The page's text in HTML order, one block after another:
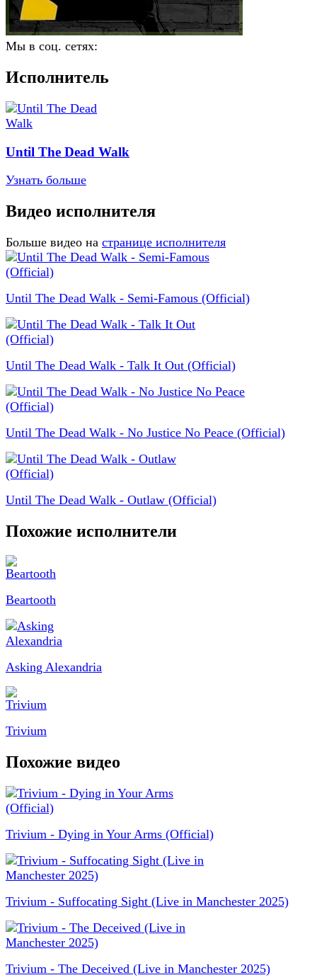
Мы в соц. сетях:
Исполнитель
Until The Dead Walk
Узнать больше
Видео исполнителя
Больше видео на странице исполнителя
Until The Dead Walk - Semi-Famous (Official)
Until The Dead Walk - Talk It Out (Official)
Until The Dead Walk - No Justice No Peace (Official)
Until The Dead Walk - Outlaw (Official)
Похожие исполнители
Beartooth
Asking Alexandria
Trivium
Похожие видео
Trivium - Dying in Your Arms (Official)
Trivium - Suffocating Sight (Live in Manchester 2025)
Trivium - The Deceived (Live in Manchester 2025)